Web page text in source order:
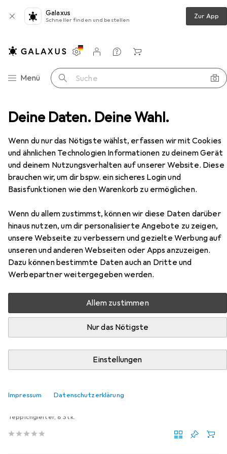
Deine Daten. Deine Wahl.
Wenn du nur das Nötigste wählst, erfassen wir mit Cookies
und ähnlichen Technologien Informationen zu deinem Gerät
und deinem Nutzungsverhalten auf unserer Website. Diese
brauchen wir, um dir bspw. ein sicheres Login und
Basisfunktionen wie den Warenkorb zu ermöglichen.
Wenn du allem zustimmst, können wir diese Daten darüber
hinaus nutzen, um dir personalisierte Angebote zu zeigen,
unsere Webseite zu verbessern und gezielte Werbung auf
unseren und anderen Webseiten oder Apps anzuzeigen.
Dazu können bestimmte Daten auch an Dritte und
Werbepartner weitergegeben werden.
Allem zustimmen
Nur das Nötigste
Einstellungen
Impressum Datenschutzerklärung
Galaxus
Schneller finden und bestellen Zur App
Navigation nach Kategorien
Menü Suche
Einstellungen
Kundenkonto
Vergleichslisten
Merklisten
Warenkorb
Couchtisch + Beistelltisch Relaxdays Couchtisch
EUR
117,15
RelaxdaysCouchtisch
43.50 x 77 x 50 cm
Zubehör für Relaxdays
Couchtisch
Hier findest du passendes Zubehör zum Produkt
Relevanz
Produktliste
EUR
9,41 EUR
1,18/1Stk.
Teppichgleiter, 8 Stk.